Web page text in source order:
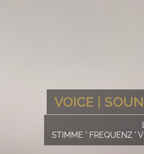
VOICE |
STIMME ° FREQUENZ °